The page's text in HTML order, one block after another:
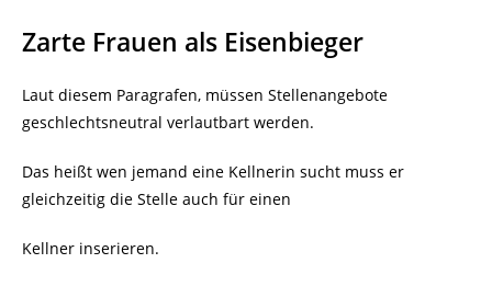
Zarte Frauen als Eisenbieger
Laut diesem Paragrafen, müssen Stellenangebote
geschlechtsneutral verlautbart werden.
Das heißt wen jemand eine Kellnerin sucht muss er
gleichzeitig die Stelle auch für einen
Kellner inserieren.